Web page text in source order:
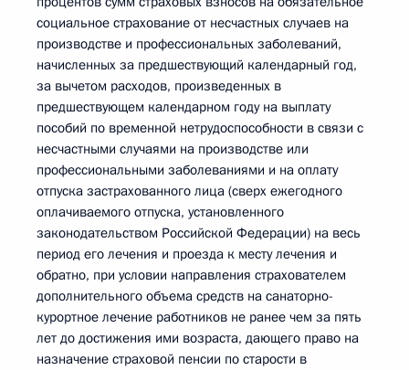
социальное страхование от несчастных случаев на
производстве и профессиональных заболеваний,
начисленных за предшествующий календарный год,
за вычетом расходов, произведенных в
предшествующем календарном году на выплату
пособий по временной нетрудоспособности в связи с
несчастными случаями на производстве или
профессиональными заболеваниями и на оплату
отпуска застрахованного лица (сверх ежегодного
оплачиваемого отпуска, установленного
законодательством Российской Федерации) на весь
период его лечения и проезда к месту лечения и
обратно, при условии направления страхователем
дополнительного объема средств на санаторно-
курортное лечение работников не ранее чем за пять
лет до достижения ими возраста, дающего право на
назначение страховой пенсии по старости в